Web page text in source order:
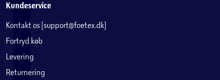
Kundeservice
Kontakt os (support@foetex.dk)
Fortryd køb
Levering
Returnering